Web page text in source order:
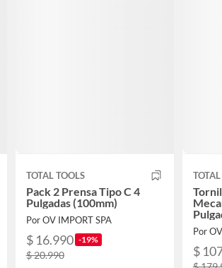
TOTAL TOOLS
Pack 2 Prensa Tipo C 4
Pulgadas (100mm)
Por OV IMPORT SPA
$ 16.990 -19%
$ 20.990
Por
$